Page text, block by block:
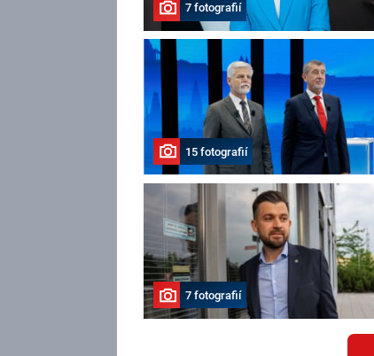
7 fotografií
15 fotografií
7 fotografií